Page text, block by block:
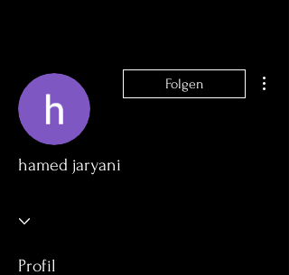
Folgen
hamed jaryani
Profil